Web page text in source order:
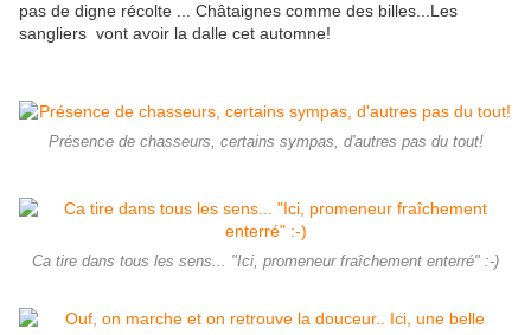
pas de digne récolte ... Châtaignes comme des billes...Les
sangliers vont avoir la dalle cet automne!
Présence de chasseurs, certains sympas, d'autres pas du tout!
Ca tire dans tous les sens... "Ici, promeneur fraîchement enterré" :-)